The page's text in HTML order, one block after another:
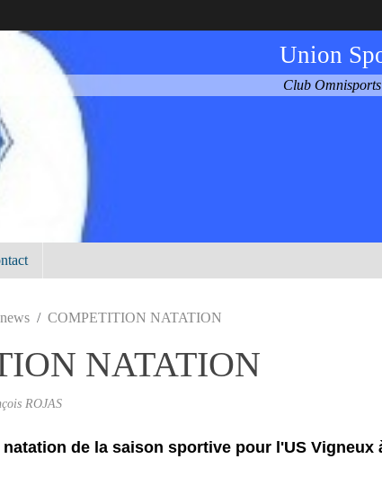
Union
Club
COMPETITION NATATION
NATATION
ROJAS
de la saison sportive pour l'US Vigneux